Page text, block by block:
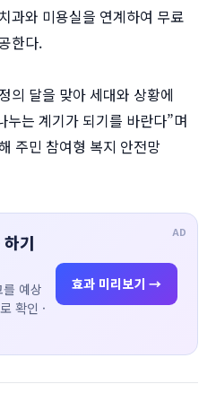
과와 미용실을 연계하여 무료
한다.
의 달을 맞아 세대와 상황에
누는 계기가 되기를 바란다”며
주민 참여형 복지 안전망
AD
기
를 예상
확인 ·
효과 미리보기 →